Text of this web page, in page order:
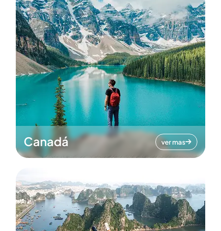
Canadá ver mas